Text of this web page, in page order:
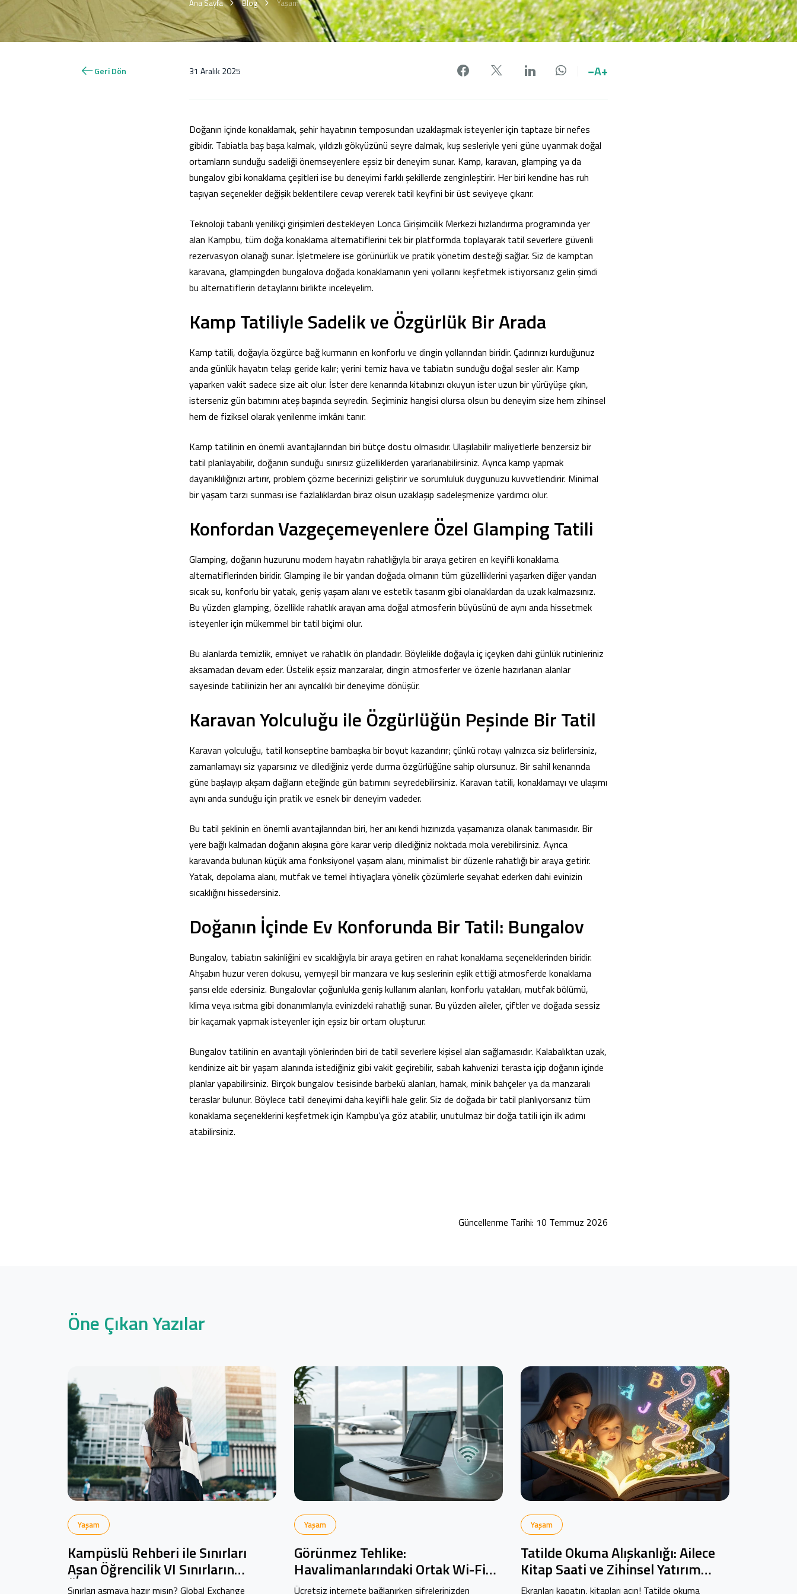
Ana Sayfa Blog Yaşam
Geri Dön 31 Aralık 2025 Facebook'da paylaş
X'de paylaşLinkedIn'de paylaş
Whatsapp'da paylaş
−A+
Doğanın içinde konaklamak, şehir hayatının temposundan uzaklaşmak isteyenler için taptaze bir nefes
gibidir. Tabiatla baş başa kalmak, yıldızlı gökyüzünü seyre dalmak, kuş sesleriyle yeni güne uyanmak doğal
ortamların sunduğu sadeliği önemseyenlere eşsiz bir deneyim sunar. Kamp, karavan, glamping ya da
bungalov gibi konaklama çeşitleri ise bu deneyimi farklı şekillerde zenginleştirir. Her biri kendine has ruh
taşıyan seçenekler değişik beklentilere cevap vererek tatil keyfini bir üst seviyeye çıkarır.
Teknoloji tabanlı yenilikçi girişimleri destekleyen Lonca Girişimcilik Merkezi hızlandırma programında yer
alan Kampbu, tüm doğa konaklama alternatiflerini tek bir platformda toplayarak tatil severlere güvenli
rezervasyon olanağı sunar. İşletmelere ise görünürlük ve pratik yönetim desteği sağlar. Siz de kamptan
karavana, glampingden bungalova doğada konaklamanın yeni yollarını keşfetmek istiyorsanız gelin şimdi
bu alternatiflerin detaylarını birlikte inceleyelim.
Kamp Tatiliyle Sadelik ve Özgürlük Bir Arada
Kamp tatili, doğayla özgürce bağ kurmanın en konforlu ve dingin yollarından biridir. Çadırınızı kurduğunuz
anda günlük hayatın telaşı geride kalır; yerini temiz hava ve tabiatın sunduğu doğal sesler alır. Kamp
yaparken vakit sadece size ait olur. İster dere kenarında kitabınızı okuyun ister uzun bir yürüyüşe çıkın,
isterseniz gün batımını ateş başında seyredin. Seçiminiz hangisi olursa olsun bu deneyim size hem zihinsel
hem de fiziksel olarak yenilenme imkânı tanır.
Kamp tatilinin en önemli avantajlarından biri bütçe dostu olmasıdır. Ulaşılabilir maliyetlerle benzersiz bir
tatil planlayabilir, doğanın sunduğu sınırsız güzelliklerden yararlanabilirsiniz. Ayrıca kamp yapmak
dayanıklılığınızı artırır, problem çözme becerinizi geliştirir ve sorumluluk duygunuzu kuvvetlendirir. Minimal
bir yaşam tarzı sunması ise fazlalıklardan biraz olsun uzaklaşıp sadeleşmenize yardımcı olur.
Konfordan Vazgeçemeyenlere Özel Glamping Tatili
Glamping, doğanın huzurunu modern hayatın rahatlığıyla bir araya getiren en keyifli konaklama
alternatiflerinden biridir. Glamping ile bir yandan doğada olmanın tüm güzelliklerini yaşarken diğer yandan
sıcak su, konforlu bir yatak, geniş yaşam alanı ve estetik tasarım gibi olanaklardan da uzak kalmazsınız.
Bu yüzden glamping, özellikle rahatlık arayan ama doğal atmosferin büyüsünü de aynı anda hissetmek
isteyenler için mükemmel bir tatil biçimi olur.
Bu alanlarda temizlik, emniyet ve rahatlık ön plandadır. Böylelikle doğayla iç içeyken dahi günlük rutinleriniz
aksamadan devam eder. Üstelik eşsiz manzaralar, dingin atmosferler ve özenle hazırlanan alanlar
sayesinde tatilinizin her anı ayrıcalıklı bir deneyime dönüşür.
Karavan Yolculuğu ile Özgürlüğün Peşinde Bir Tatil
Karavan yolculuğu, tatil konseptine bambaşka bir boyut kazandırır; çünkü rotayı yalnızca siz belirlersiniz,
zamanlamayı siz yaparsınız ve dilediğiniz yerde durma özgürlüğüne sahip olursunuz. Bir sahil kenarında
güne başlayıp akşam dağların eteğinde gün batımını seyredebilirsiniz. Karavan tatili, konaklamayı ve ulaşımı
aynı anda sunduğu için pratik ve esnek bir deneyim vadeder.
Bu tatil şeklinin en önemli avantajlarından biri, her anı kendi hızınızda yaşamanıza olanak tanımasıdır. Bir
yere bağlı kalmadan doğanın akışına göre karar verip dilediğiniz noktada mola verebilirsiniz. Ayrıca
karavanda bulunan küçük ama fonksiyonel yaşam alanı, minimalist bir düzenle rahatlığı bir araya getirir.
Yatak, depolama alanı, mutfak ve temel ihtiyaçlara yönelik çözümlerle seyahat ederken dahi evinizin
sıcaklığını hissedersiniz.
Doğanın İçinde Ev Konforunda Bir Tatil: Bungalov
Bungalov, tabiatın sakinliğini ev sıcaklığıyla bir araya getiren en rahat konaklama seçeneklerinden biridir.
Ahşabın huzur veren dokusu, yemyeşil bir manzara ve kuş seslerinin eşlik ettiği atmosferde konaklama
şansı elde edersiniz. Bungalovlar çoğunlukla geniş kullanım alanları, konforlu yatakları, mutfak bölümü,
klima veya ısıtma gibi donanımlarıyla evinizdeki rahatlığı sunar. Bu yüzden aileler, çiftler ve doğada sessiz
bir kaçamak yapmak isteyenler için eşsiz bir ortam oluşturur.
Bungalov tatilinin en avantajlı yönlerinden biri de tatil severlere kişisel alan sağlamasıdır. Kalabalıktan uzak,
kendinize ait bir yaşam alanında istediğiniz gibi vakit geçirebilir, sabah kahvenizi terasta içip doğanın içinde
planlar yapabilirsiniz. Birçok bungalov tesisinde barbekü alanları, hamak, minik bahçeler ya da manzaralı
teraslar bulunur. Böylece tatil deneyimi daha keyifli hale gelir. Siz de doğada bir tatil planlıyorsanız tüm
konaklama seçeneklerini keşfetmek için Kampbu’ya göz atabilir, unutulmaz bir doğa tatili için ilk adımı
atabilirsiniz.
Güncellenme Tarihi: 10 Temmuz 2026
Öne Çıkan Yazılar
Yaşam
Kampüslü Rehberi ile Sınırları
Aşan Öğrencilik VI Sınırların
Ötesinde: Global Exchange
Sınırları aşmaya hazır mısın? Global Exchange
Yaşam
Görünmez Tehlike:
Havalimanlarındaki Ortak Wi-Fi
Ağları Ne Kadar Güvenli?
Ücretsiz internete bağlanırken şifrelerinizden
Yaşam
Tatilde Okuma Alışkanlığı: Ailece
Kitap Saati ve Zihinsel Yatırım
Rehberi
Ekranları kapatın, kitapları açın! Tatilde okuma